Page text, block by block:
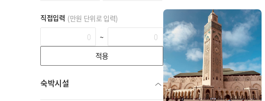
직접입력 (만원 단위로 입력)
~
적용
숙박시설